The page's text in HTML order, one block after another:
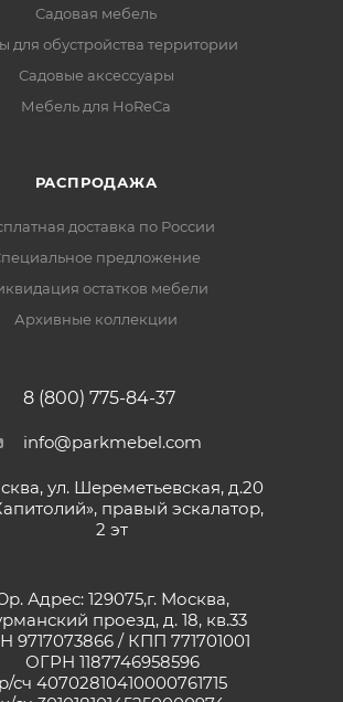
Садовая мебель
для обустройства территории
Садовые аксессуары
Мебель для HoReCa
РАСПРОДАЖА
доставка по России
предложение
остатков мебели
Архивные коллекции
8 (800) 775-84-37
info@parkmebel.com
ул. Шереметьевская, д.20
правый эскалатор,
2 эт
Адрес: 129075,г. Москва,
проезд, д. 18, кв.33
9717073866 / КПП 771701001
ОГРН 1187746958596
р/сч 40702810410000761715